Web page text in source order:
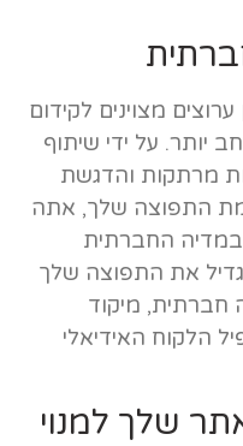
מצוינים לקידום
על ידי שיתוף
מרתקות והדגשת
התפוצה שלך, אתה
במדיה החברתית
את התפוצה שלך
חברתית, מיקוד
הלקוח האידיאלי
שלך למנוי